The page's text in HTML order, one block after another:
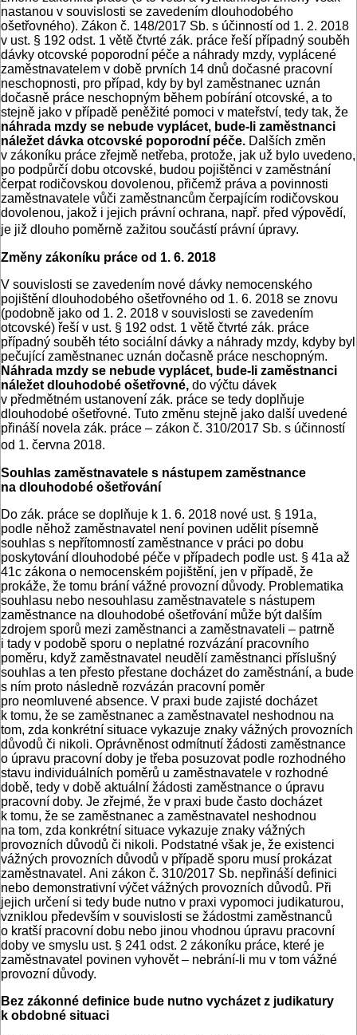
nastanou v souvislosti se zavedením dlouhodobého
ošetřovného). Zákon č. 148/2017 Sb. s účinností od 1. 2. 2018
v ust. § 192 odst. 1 větě čtvrté zák. práce řeší případný souběh
dávky otcovské poporodní péče a náhrady mzdy, vyplácené
zaměstnavatelem v době prvních 14 dnů dočasné pracovní
neschopnosti, pro případ, kdy by byl zaměstnanec uznán
dočasně práce neschopným během pobírání otcovské, a to
stejně jako v případě peněžité pomoci v mateřství, tedy tak, že
náhrada mzdy se nebude vyplácet, bude-li zaměstnanci
náležet dávka otcovské poporodní péče. Dalších změn
v zákoníku práce zřejmě netřeba, protože, jak už bylo uvedeno,
po podpůrčí dobu otcovské, budou pojištěnci v zaměstnání
čerpat rodičovskou dovolenou, přičemž práva a povinnosti
zaměstnavatele vůči zaměstnancům čerpajícím rodičovskou
dovolenou, jakož i jejich právní ochrana, např. před výpovědí,
je již dlouho poměrně zažitou součástí právní úpravy.
Změny zákoníku práce od 1. 6. 2018
V souvislosti se zavedením nové dávky nemocenského
pojištění dlouhodobého ošetřovného od 1. 6. 2018 se znovu
(podobně jako od 1. 2. 2018 v souvislosti se zavedením
otcovské) řeší v ust. § 192 odst. 1 větě čtvrté zák. práce
případný souběh této sociální dávky a náhrady mzdy, kdyby byl
pečující zaměstnanec uznán dočasně práce neschopným.
Náhrada mzdy se nebude vyplácet, bude-li zaměstnanci
náležet dlouhodobé ošetřovné, do výčtu dávek
v předmětném ustanovení zák. práce se tedy doplňuje
dlouhodobé ošetřovné. Tuto změnu stejně jako další uvedené
přináší novela zák. práce – zákon č. 310/2017 Sb. s účinností
od 1. června 2018.
Souhlas zaměstnavatele s nástupem zaměstnance
na dlouhodobé ošetřování
Do zák. práce se doplňuje k 1. 6. 2018 nové ust. § 191a,
podle něhož zaměstnavatel není povinen udělit písemně
souhlas s nepřítomností zaměstnance v práci po dobu
poskytování dlouhodobé péče v případech podle ust. § 41a až
41c zákona o nemocenském pojištění, jen v případě, že
prokáže, že tomu brání vážné provozní důvody. Problematika
souhlasu nebo nesouhlasu zaměstnavatele s nástupem
zaměstnance na dlouhodobé ošetřování může být dalším
zdrojem sporů mezi zaměstnanci a zaměstnavateli – patrně
i tady v podobě sporu o neplatné rozvázání pracovního
poměru, když zaměstnavatel neudělí zaměstnanci příslušný
souhlas a ten přesto přestane docházet do zaměstnání, a bude
s ním proto následně rozvázán pracovní poměr
pro neomluvené absence. V praxi bude zajisté docházet
k tomu, že se zaměstnanec a zaměstnavatel neshodnou na
tom, zda konkrétní situace vykazuje znaky vážných provozních
důvodů či nikoli. Oprávněnost odmítnutí žádosti zaměstnance
o úpravu pracovní doby je třeba posuzovat podle rozhodného
stavu individuálních poměrů u zaměstnavatele v rozhodné
době, tedy v době aktuální žádosti zaměstnance o úpravu
pracovní doby. Je zřejmé, že v praxi bude často docházet
k tomu, že se zaměstnanec a zaměstnavatel neshodnou
na tom, zda konkrétní situace vykazuje znaky vážných
provozních důvodů či nikoli. Podstatné však je, že existenci
vážných provozních důvodů v případě sporu musí prokázat
zaměstnavatel. Ani zákon č. 310/2017 Sb. nepřináší definici
nebo demonstrativní výčet vážných provozních důvodů. Při
jejich určení si tedy bude nutno v praxi vypomoci judikaturou,
vzniklou především v souvislosti se žádostmi zaměstnanců
o kratší pracovní dobu nebo jinou vhodnou úpravu pracovní
doby ve smyslu ust. § 241 odst. 2 zákoníku práce, které je
zaměstnavatel povinen vyhovět – nebrání-li mu v tom vážné
provozní důvody.
Bez zákonné definice bude nutno vycházet z judikatury
k obdobné situaci